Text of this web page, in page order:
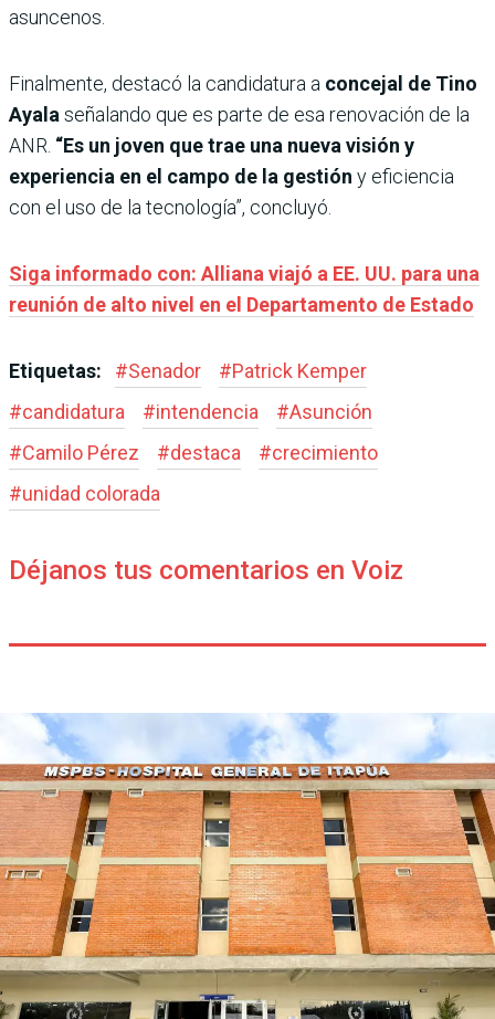
asuncenos.
Finalmente, destacó la candidatura a concejal de Tino
Ayalaseñalando que es parte de esa renovación de la
ANR. “Es un joven que trae una nueva visión y
experiencia en el campo de la gestión y eficiencia
con el uso de la tecnología”, concluyó.
Siga informado con: Alliana viajó a EE. UU. para una
reunión de alto nivel en el Departamento de Estado
Etiquetas: #Senador #Patrick Kemper
#candidatura #intendencia #Asunción
#Camilo Pérez #destaca #crecimiento
#unidad colorada
Déjanos tus comentarios en Voiz